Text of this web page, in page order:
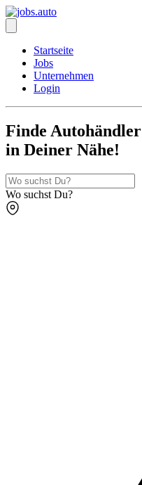
Startseite
Jobs
Unternehmen
Login
Finde Autohändler
in Deiner Nähe!
Wo suchst Du?